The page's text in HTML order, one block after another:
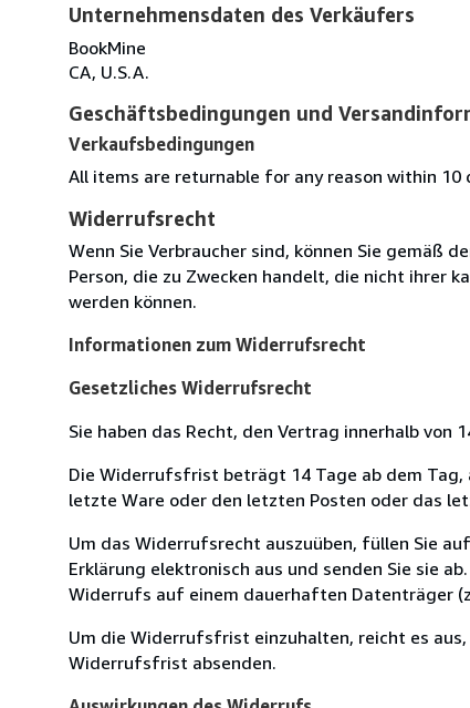
Unternehmensdaten des Verkäufers
BookMine
CA, U.S.A.
Geschäftsbedingungen und
Verkaufsbedingungen
All items are returnable for any reason within 10
Widerrufsrecht
Wenn Sie Verbraucher sind, können Sie gemäß
Person, die zu Zwecken handelt, die nicht ihrer
werden können.
Informationen zum Widerrufsrecht
Gesetzliches Widerrufsrecht
Sie haben das Recht, den Vertrag innerhalb von
Die Widerrufsfrist beträgt 14 Tage ab dem Tag,
letzte Ware oder den letzten Posten oder das
Um das Widerrufsrecht auszuüben, füllen Sie
Erklärung elektronisch aus und senden Sie sie
Widerrufs auf einem dauerhaften Datenträger
Um die Widerrufsfrist einzuhalten, reicht es
Widerrufsfrist absenden.